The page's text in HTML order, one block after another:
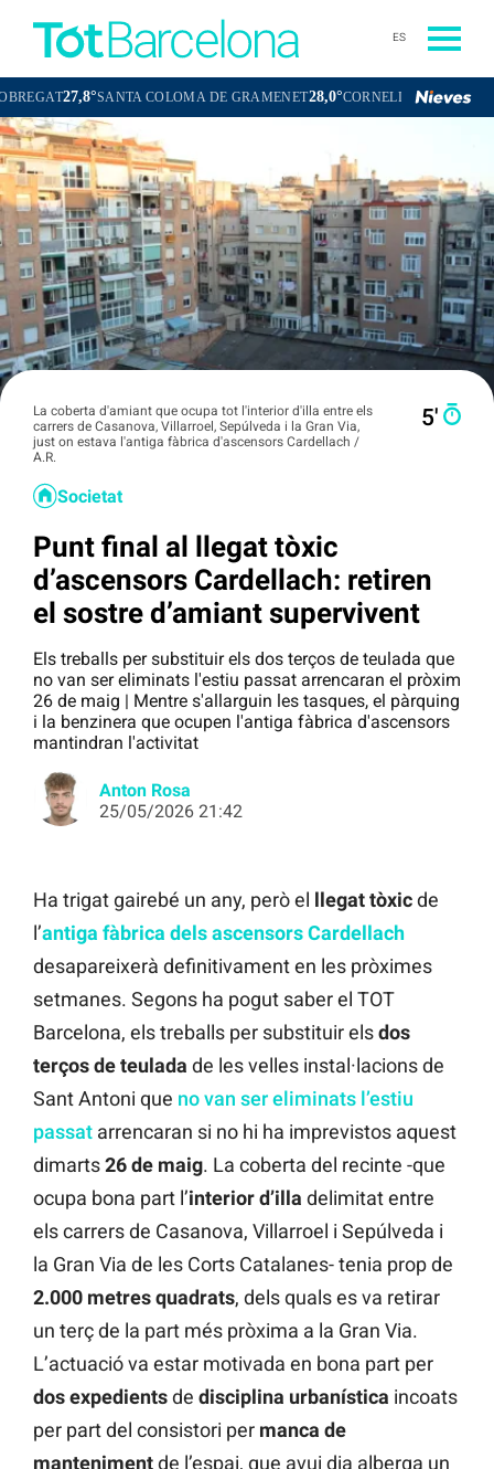
ES
SANTA COLOMA DE GRAMENET 28,0°CORNELLÀ DE LLOBREGAT27,5°
La coberta d'amiant que ocupa tot l'interior d'illa entre els
carrers de Casanova, Villarroel, Sepúlveda i la Gran Via,
just on estava l'antiga fàbrica d'ascensors Cardellach /
A.R.
5′
Societat
Punt final al llegat tòxic
d’ascensors Cardellach: retiren
el sostre d’amiant supervivent
Els treballs per substituir els dos terços de teulada que
no van ser eliminats l'estiu passat arrencaran el pròxim
26 de maig | Mentre s'allarguin les tasques, el pàrquing
i la benzinera que ocupen l'antiga fàbrica d'ascensors
mantindran l'activitat
Anton Rosa
25/05/2026 21:42
Ha trigat gairebé un any, però el llegat tòxicde
l’antiga fàbrica dels ascensors Cardellach
desapareixerà definitivament en les pròximes
setmanes. Segons ha pogut saber el TOT
Barcelona, els treballs per substituir elsdos
terços de teulada de les velles instal·lacions de
Sant Antoni que no van ser eliminats l’estiu
passat arrencaran si no hi ha imprevistos aquest
dimarts26de maig. La coberta del recinte -que
ocupa bona part l’interior d’illa delimitat entre
els carrers de Casanova, Villarroel i Sepúlveda i
la Gran Via de les Corts Catalanes- tenia prop de
2.000 metres quadrats, dels quals es va retirar
un terç de la part més pròxima a la Gran Via.
L’actuació va estar motivada en bona part per
dosexpedientsde disciplina urbanística incoats
per part del consistori per manca de
mantenimentde l’espai, que avui dia alberga un